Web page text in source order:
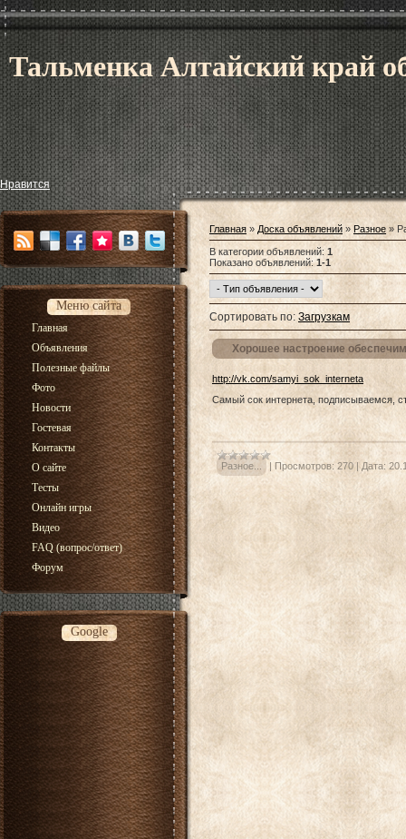
Тальменка Алтайский край
Нравится
Меню сайта
Главная
Объявления
Полезные файлы
Фото
Новости
Гостевая
Контакты
О сайте
Тесты
Онлайн игры
Видео
FAQ (вопрос/ответ)
Форум
Google
Главная » Доска объявлений » Разное »
В категории объявлений: 1
Показано объявлений:1-1
Сортировать по: Загрузкам
Хорошее настроение обеспечим
http://vk.com/samyi_sok_interneta
Самый сок интернета, подписываемся,
Разное... | Просмотров: 270 | Дата: